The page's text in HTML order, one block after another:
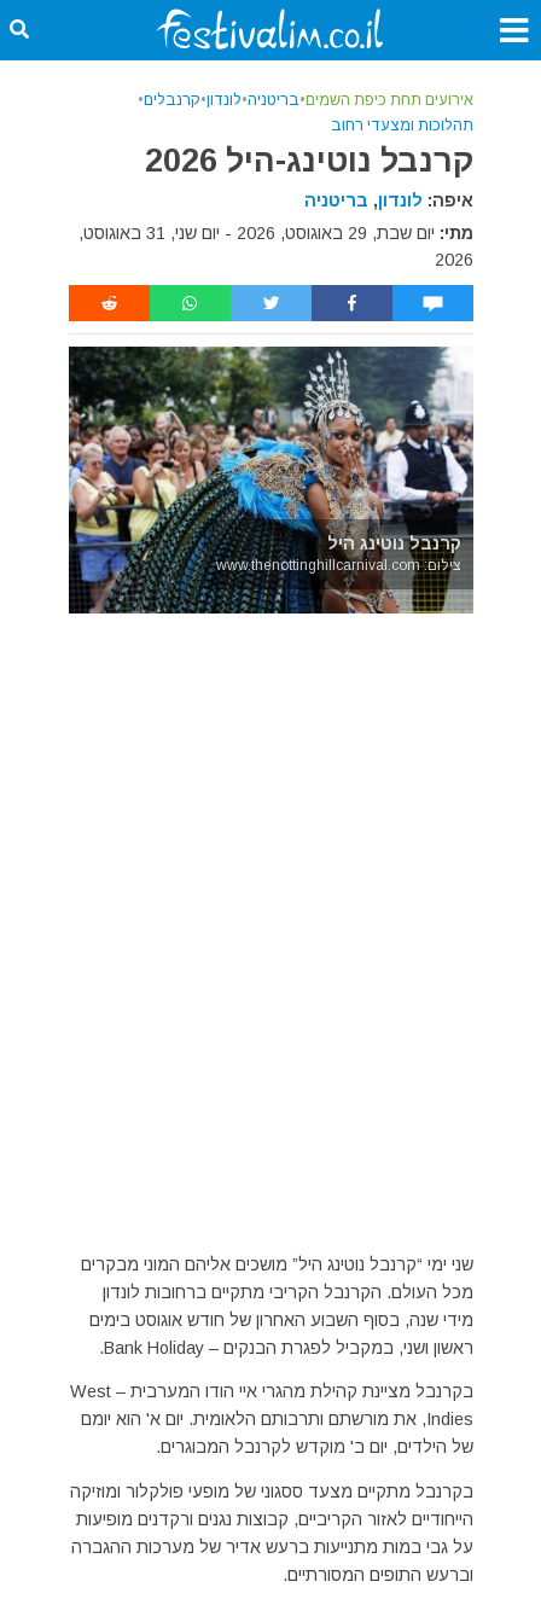
אירועים תחת כיפת השמים•בריטניה•לונדון•קרנבלים•
תהלוכות ומצעדי רחוב
קרנבל נוטינג-היל 2026
איפה: לונדון, בריטניה
מתי:
יום שבת, 29 באוגוסט, 2026 - יום שני, 31 באוגוסט,
2026
קרנבל נוטינג היל
צילום: www.thenottinghillcarnival.com
שני ימי “קרנבל נוטינג היל” מושכים אליהם המוני מבקרים
מכל העולם. הקרנבל הקריבי מתקיים ברחובות לונדון
מידי שנה, בסוף השבוע האחרון של חודש אוגוסט בימים
ראשון ושני, במקביל לפגרת הבנקים – Bank Holiday.
בקרנבל מציינת קהילת מהגרי איי הודו המערבית – West
Indies, את מורשתם ותרבותם הלאומית. יום א' הוא יומם
של הילדים, יום ב' מוקדש לקרנבל המבוגרים.
בקרנבל מתקיים מצעד ססגוני של מופעי פולקלור ומוזיקה
הייחודיים לאזור הקריביים, קבוצות נגנים ורקדנים מופיעות
על גבי במות מתנייעות ברעש אדיר של מערכות ההגברה
וברעש התופים המסורתיים.